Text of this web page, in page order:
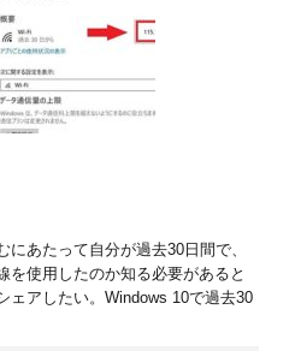
あたって自分が過去30日間で、
を使用したのか知る必要があると
ェアしたい。Windows 10で過去30